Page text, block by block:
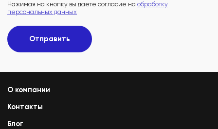
Нажимая на кнопку вы даете согласие на обработку
персональных данных
Отправить
О компании
Контакты
Блог